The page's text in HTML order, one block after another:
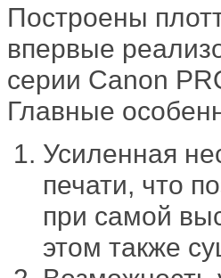
Построены
впервые
серии Canon
Главные
Усиленная
печати, что
при самой
этом также